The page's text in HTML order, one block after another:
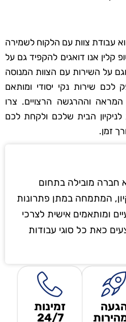
עבודת צוות עם הלקוח לשמירה
קלין אנו דואגים להקפיד גם על
על השירות עם הצוות המנוסה
שירות נקי יסודי ומותאם
וההרגשה הרצויים. צרו
לניקיון הבית שלכם ולקחת לכם
זמן.
חברה מובילה בתחום
המתמחה במתן פתרונות
ומותאמים אישית לצרכי
כאת כל סוגי עבודות
זמינות
24/7